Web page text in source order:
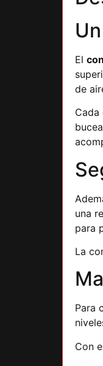
El
de
una
para
La
Para
Con